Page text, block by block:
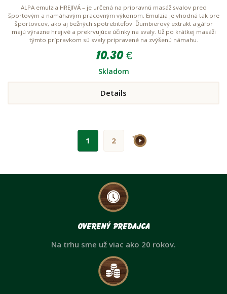
ALPA emulzia HREJIVÁ – je určená na prípravnú masáž svalov pred
športovým a namáhavým pracovným výkonom. Emulzia je vhodná tak pre
športovcov, ako aj bežných spotrebiteľov. Ďumbierový extrakt a gáfor
majú výrazne hrejivé a prekrvujúce účinky na svaly. Už po krátkej masáži
týmto prípravkom sú svaly pripravené na zvýšenú námahu.
10.30 €
Skladom
Details
1 2 >
Overený predajca
Na trhu sme už viac ako 20 rokov.